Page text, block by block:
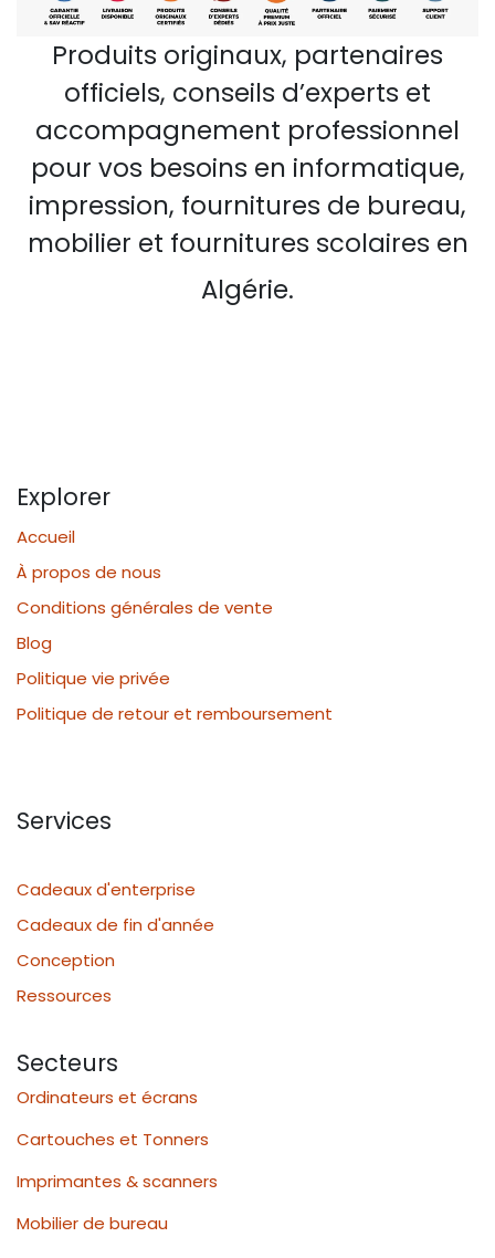
Produits originaux, partenaires
officiels, conseils d’experts et
accompagnement professionnel
pour vos besoins en informatique,
impression, fournitures de bureau,
mobilier et fournitures scolaires en
Algérie.
Explorer
Accueil
À propos de nous
Conditions générales de vente
Blog
Politique vie privée
Politique de retour et remboursement
Services
Cadeaux d'enterprise
Cadeaux de fin d'année
Conception
Ressources
Secteurs
Ordinateurs et écrans
Cartouches et Tonners
Imprimantes & scanners
Mobilier de bureau